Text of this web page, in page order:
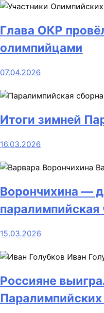
Глава ОКР
олимпийцами
07.04.2026
Итоги зимней
16.03.2026
Ворончихина —
паралимпийская
15.03.2026
Иван
Россияне
Паралимпийских